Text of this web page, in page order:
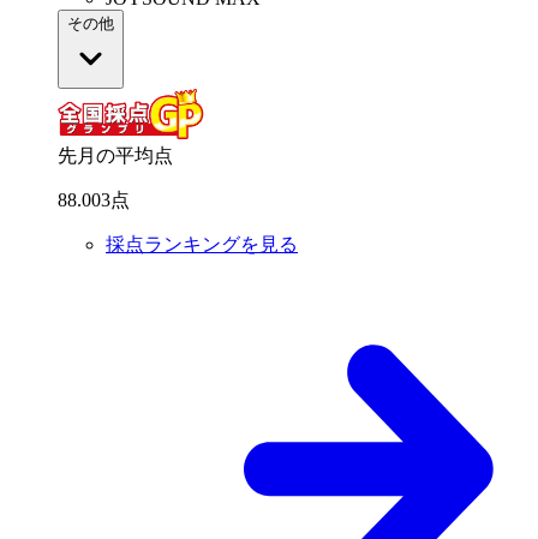
その他
先月の平均点
88.003点
採点ランキングを見る